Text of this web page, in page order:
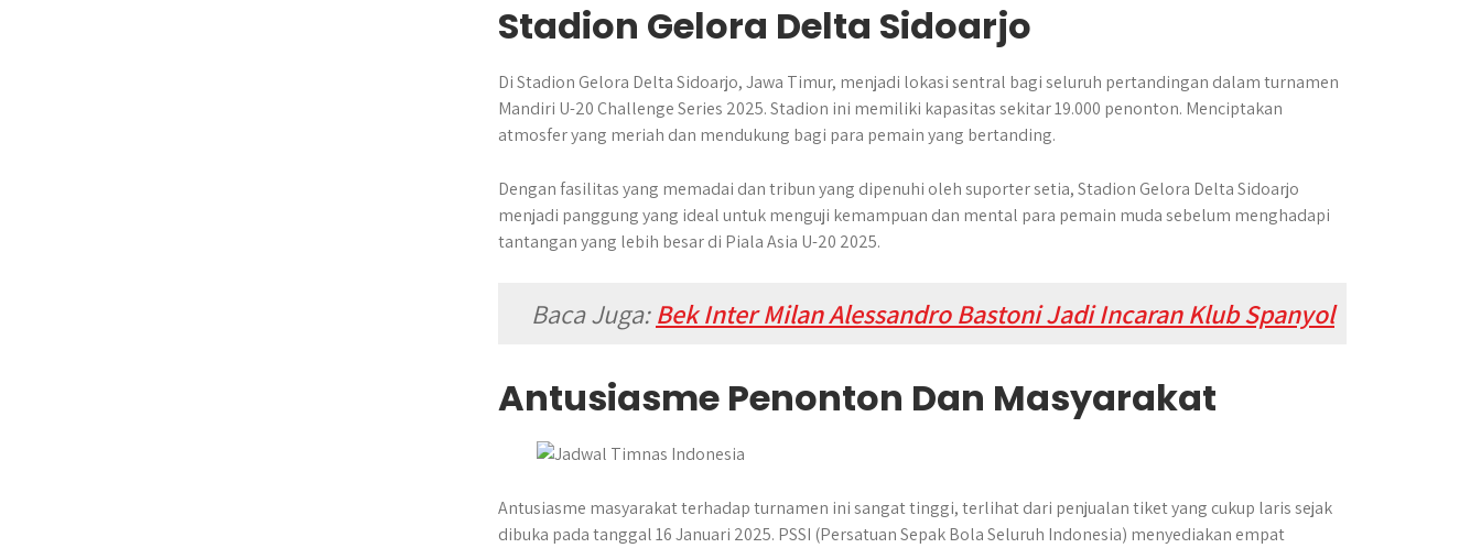
Stadion Gelora Delta Sidoarjo
Di Stadion Gelora Delta Sidoarjo, Jawa Timur, menjadi lokasi sentral bagi seluruh pertandingan dalam turnamen
Mandiri U-20 Challenge Series 2025. Stadion ini memiliki kapasitas sekitar 19.000 penonton. Menciptakan
atmosfer yang meriah dan mendukung bagi para pemain yang bertanding.
Dengan fasilitas yang memadai dan tribun yang dipenuhi oleh suporter setia, Stadion Gelora Delta Sidoarjo
menjadi panggung yang ideal untuk menguji kemampuan dan mental para pemain muda sebelum menghadapi
tantangan yang lebih besar di Piala Asia U-20 2025.
Baca Juga:Bek Inter Milan Alessandro Bastoni Jadi Incaran Klub Spanyol
Antusiasme Penonton Dan Masyarakat
Antusiasme masyarakat terhadap turnamen ini sangat tinggi, terlihat dari penjualan tiket yang cukup laris sejak
dibuka pada tanggal 16 Januari 2025. PSSI (Persatuan Sepak Bola Seluruh Indonesia) menyediakan empat